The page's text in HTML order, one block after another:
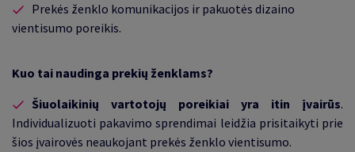
Prekės ženklo komunikacijos ir pakuotės dizaino
vientisumo poreikis.
Kuo tai naudinga prekių ženklams?
Šiuolaikinių vartotojų poreikiai yra itin įvairūs.
Individualizuoti pakavimo sprendimai leidžia prisitaikyti prie
šios įvairovės neaukojant prekės ženklo vientisumo.